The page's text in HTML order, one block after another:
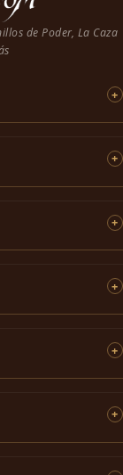
de Poder, La Caza